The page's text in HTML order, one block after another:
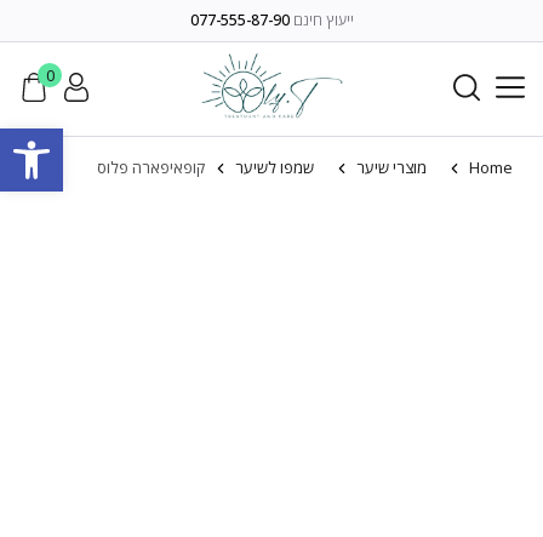
ייעוץ חינם 077-555-87-90
0
Home מוצרי שיער שמפו לשיער קופאיפארה פלוס
פתח